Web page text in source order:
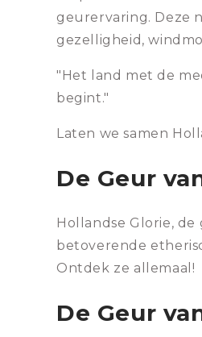
geurervaring. Deze
gezelligheid,
"Het land met de
begint."
Laten we samen
De Geur
Hollandse Glorie,
betoverende
Ontdek ze allemaal!
De Geur